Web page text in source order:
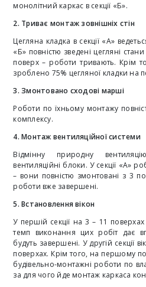
монолітний каркас в секції «Б».
2. Триває монтаж зовнішніх стін
Цегляна кладка в секції «А»
«Б» повністю зведені цегляні
поверх – роботи тривають. Крім
зроблено 75% цегляної кладки на
3. Змонтовано сходові марші
Роботи по їхньому монтажу
комплексу.
4. Монтаж вентиляційної системи
Відмінну природну
вентиляційні блоки. У секції «А»
– вони повністю змонтовані з 3
роботи вже завершені.
5. Встановлення вікон
У першій секції на 3 – 11
темп виконання цих робіт дає
будуть завершені. У другій секції
поверхах. Крім того, на першому
будівельно-монтажні роботи по
за для чого йде монтаж каркаса